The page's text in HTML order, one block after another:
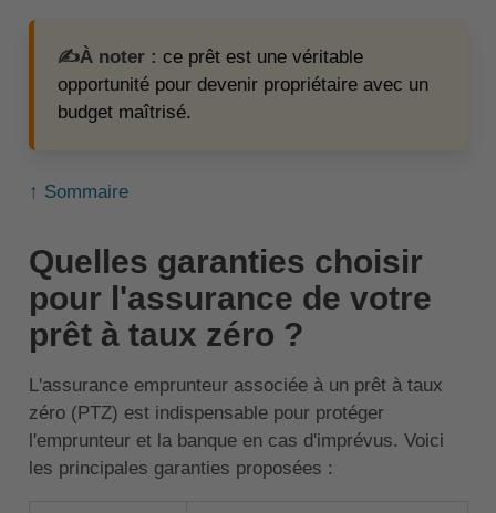
✍️À noter : ce prêt est une véritable
opportunité pour devenir propriétaire avec un
budget maîtrisé.
↑ Sommaire
Quelles garanties choisir
pour l'assurance de votre
prêt à taux zéro ?
L'assurance emprunteur associée à un prêt à taux
zéro (PTZ) est indispensable pour protéger
l'emprunteur et la banque en cas d'imprévus. Voici
les principales garanties proposées :